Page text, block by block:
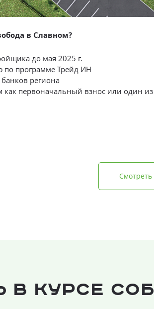
в Славном?
до мая 2025 г.
по программе Трейд ИН
региона
первоначальный взнос или один
в курсе